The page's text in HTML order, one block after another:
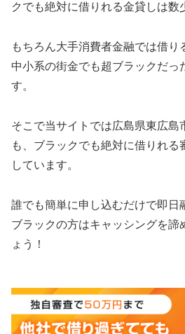
クでも絶対に借りれる金貸しは数
もちろん大手消費者金融では借り
中小系の街金でも超ブラックだっ
す。
そこで当サイトでは広島県東広島
も、ブラックでも絶対に借りれる
しています。
誰でも簡単に申し込むだけで即日
ブラックの方はキャッシングを諦
ょう！